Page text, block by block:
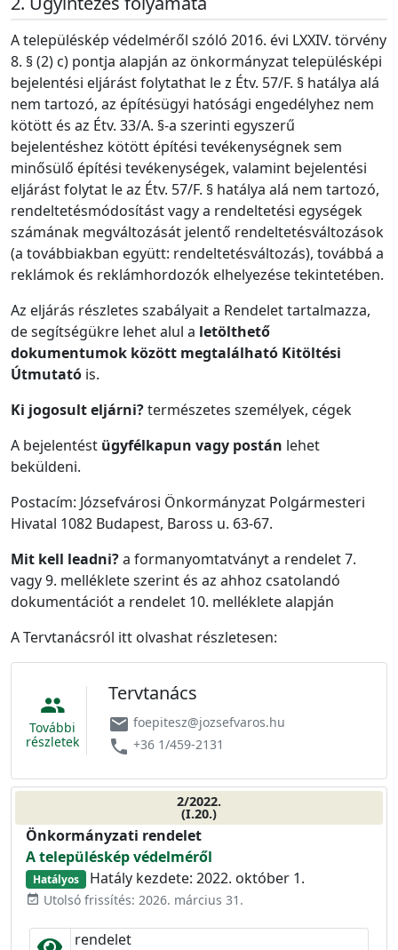
A településkép védelméről szóló 2016. évi LXXIV. törvény
8. § (2) c) pontja alapján az önkormányzat településképi
bejelentési eljárást folytathat le z Étv. 57/F. § hatálya alá
nem tartozó, az építésügyi hatósági engedélyhez nem
kötött és az Étv. 33/A. §-a szerinti egyszerű
bejelentéshez kötött építési tevékenységnek sem
minősülő építési tevékenységek, valamint bejelentési
eljárást folytat le az Étv. 57/F. § hatálya alá nem tartozó,
rendeltetésmódosítást vagy a rendeltetési egységek
számának megváltozását jelentő rendeltetésváltozások
(a továbbiakban együtt: rendeltetésváltozás), továbbá a
reklámok és reklámhordozók elhelyezése tekintetében.
Az eljárás részletes szabályait a Rendelet tartalmazza,
de segítségükre lehet alul a letölthető
dokumentumok között megtalálható Kitöltési
Útmutató is.
Ki jogosult eljárni?természetes személyek, cégek
A bejelentést ügyfélkapun vagy postán lehet
beküldeni.
Postacím: Józsefvárosi Önkormányzat Polgármesteri
Hivatal 1082 Budapest, Baross u. 63-67.
Mit kell leadni?a formanyomtatványt a rendelet 7.
vagy 9. melléklete szerint és az ahhoz csatolandó
dokumentációt a rendelet 10. melléklete alapján
A Tervtanácsról itt olvashat részletesen:
people
További
részletek
Tervtanács
email foepitesz@jozsefvaros.hu
phone +36 1/459-2131
2/2022.
(I.20.)
Önkormányzati rendelet
A településkép védelméről
Hatályos Hatály kezdete: 2022. október 1.
event_available Utolsó frissítés: 2026. március 31.
rendelet